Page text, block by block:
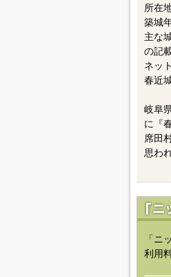
所在
築城
主な
の記
ネッ
春近
岐阜
に『
席田
思わ
「ニ
利用